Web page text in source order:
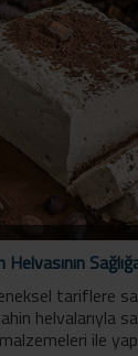
Helvasının
tariflere
helvalarıyla
ile